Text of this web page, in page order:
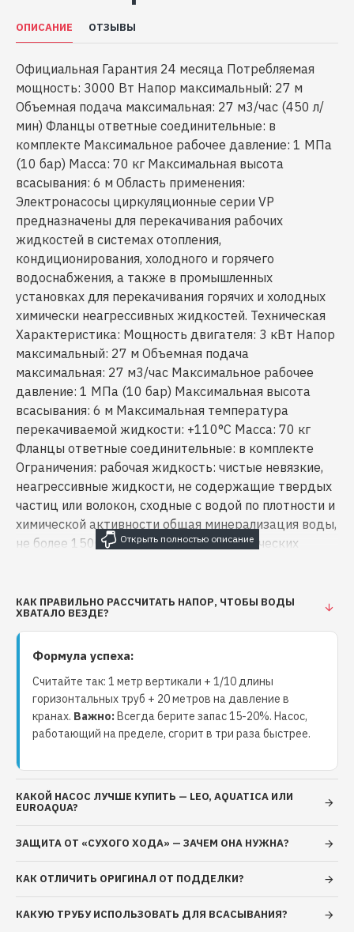
ОПИСАНИЕ ОТЗЫВЫ
Официальная Гарантия 24 месяца Потребляемая
мощность: 3000 Вт Напор максимальный: 27 м
Объемная подача максимальная: 27 м3/час (450 л/
мин) Фланцы ответные соединительные: в
комплекте Максимальное рабочее давление: 1 МПа
(10 бар) Масса: 70 кг Максимальная высота
всасывания: 6 м Область применения:
Электронасосы циркуляционные серии VP
предназначены для перекачивания рабочих
жидкостей в системах отопления,
кондиционирования, холодного и горячего
водоснабжения, а также в промышленных
установках для перекачивания горячих и холодных
химически неагрессивных жидкостей. Техническая
Характеристика: Мощность двигателя: 3 кВт Напор
максимальный: 27 м Объемная подача
максимальная: 27 м3/час Максимальное рабочее
давление: 1 МПа (10 бар) Максимальная высота
всасывания: 6 м Максимальная температура
перекачиваемой жидкости: +110°С Масса: 70 кг
Фланцы ответные соединительные: в комплекте
Ограничения: рабочая жидкость: чистые невязкие,
неагрессивные жидкости, не содержащие твердых
частиц или волокон, сходные с водой по плотности и
химической активности общая минерализация воды,
не более 1500 г/м3 содержание механических
не более 700 мкг-экв/кг содержание соединений
железа, не более 500 мкг/кг содержание
растворенного кислорода, не более 50 мкг/кг
содержание нефтепродуктов, не более 1 мг/кг
значение рН 6,5-9,5 максимальное рабочее
давление: 1 МПа (10 бар) предельные нижнее и
верхнее значения температуры перекачиваемой
жидкости от -10°С до +110°С максимальная
Конструктивные характеристики: моноблочные
вертикальные с одним рабочим колесом,
установленным на вал электродвигателя корпус
насосной камеры из чугуна колесо рабочее –
центробежное, закрытого типа, выполнено из чугуна
или нержавеющей стали вал из нержавеющей стали
AISI 304 расположение входного и выходного
стандартный (по ISO 7005.2) фланцы ответные
КАК ПРАВИЛЬНО РАССЧИТАТЬ НАПОР, ЧТОБЫ ВОДЫ
ХВАТАЛО ВЕЗДЕ?
Формула успеха:
Считайте так: 1 метр вертикали + 1/10 длины
горизонтальных труб + 20 метров на давление в
кранах. Важно:Всегда берите запас 15-20%. Насос,
работающий на пределе, сгорит в три раза быстрее.
КАКОЙ НАСОС ЛУЧШЕ КУПИТЬ — LEO, AQUATICA ИЛИ
EUROAQUA?
ЗАЩИТА ОТ «СУХОГО ХОДА» — ЗАЧЕМ ОНА НУЖНА?
КАК ОТЛИЧИТЬ ОРИГИНАЛ ОТ ПОДДЕЛКИ?
КАКУЮ ТРУБУ ИСПОЛЬЗОВАТЬ ДЛЯ ВСАСЫВАНИЯ?